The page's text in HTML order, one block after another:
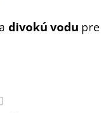
divokú vodu pre